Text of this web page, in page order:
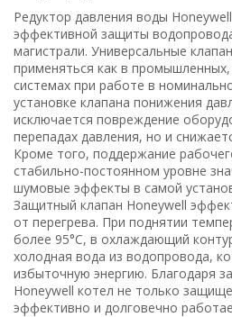
Редуктор давления воды
эффективной защиты
магистрали. Универсальные
применяться как в
системах при работе в
установке клапана понижения
исключается повреждение
перепадах давления, но и
Кроме того, поддержание
стабильно-постоянном уровне
шумовые эффекты в самой
Защитный клапан Honeywell
от перегрева. При поднятии
более 95°C, в охлаждающий
холодная вода из водопровода,
избыточную энергию. Благодаря
Honeywell котел не только
эффективно и долговечно